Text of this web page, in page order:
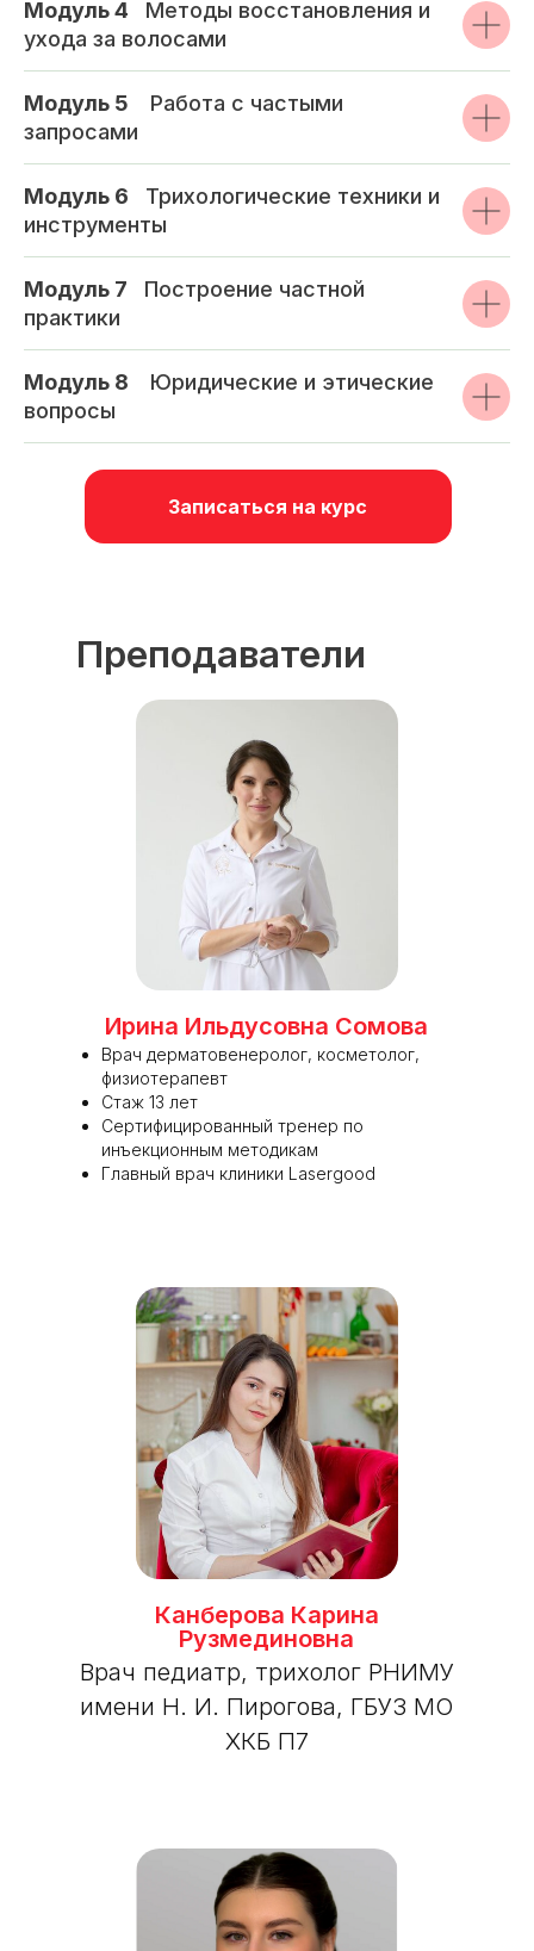
Модуль 4
Методы восстановления и
ухода за волосами
Модуль 5
Работа с частыми
запросами
Модуль 6
Трихологические техники и
инструменты
Модуль 7
Построение частной
практики
Модуль 8
Юридические и этические
вопросы
Записаться на курс
Преподаватели
курса
Ирина Ильдусовна Сомова
Врач дерматовенеролог, косметолог,
физиотерапевт
Стаж 13 лет
Сертифицированный тренер по
инъекционным методикам
Главный врач клиники Lasergood
Канберова Карина
Рузмединовна
Врач педиатр, трихолог РНИМУ
имени Н. И. Пирогова, ГБУЗ МО
ХКБ П7